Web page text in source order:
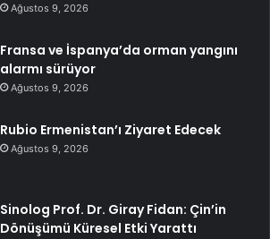
Ağustos 9, 2026
Fransa ve İspanya’da orman yangını
alarmı sürüyor
Ağustos 9, 2026
Rubio Ermenistan’ı Ziyaret Edecek
Ağustos 9, 2026
Sinolog Prof. Dr. Giray Fidan: Çin’in
Dönüşümü Küresel Etki Yarattı